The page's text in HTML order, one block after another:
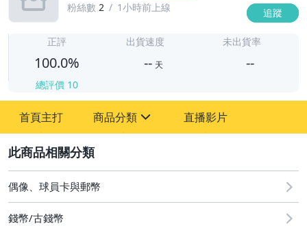
粉絲數 2 1小時前上線 追蹤
正評
100.0%
總評價 10
出貨速度
-- 天
未出貨率
--
首頁主打 商品分類
古董、藝術與礦石
直播影片
偶像、球員卡與郵幣
錢幣/古錢幣